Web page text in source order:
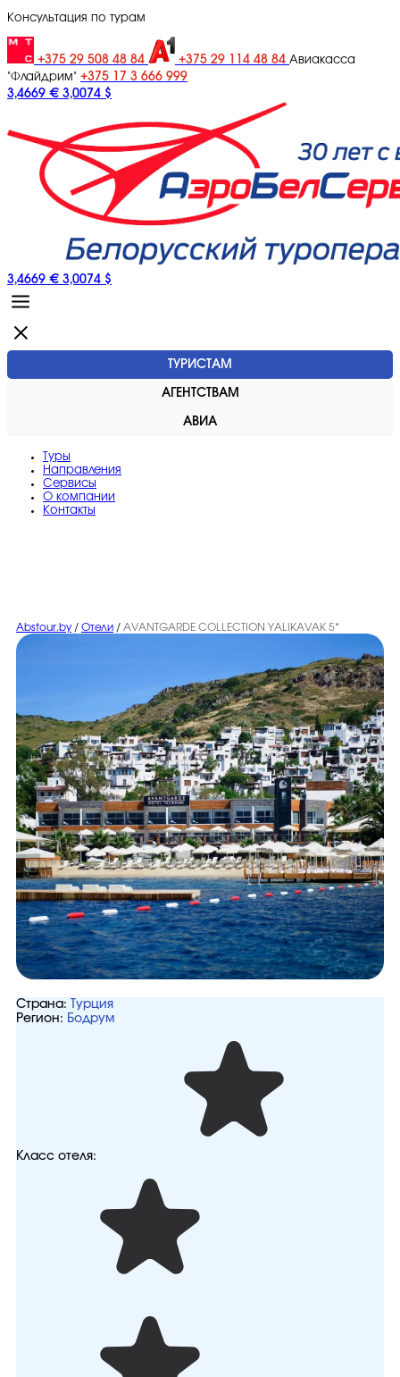
Консультация по турам
+375 29 508 48 84 +375 29 114 48 84 Авиакасса
"Флайдрим" +375 17 3 666 999
3,4669 € 3,0074 $
3,4669 € 3,0074 $
ТУРИСТАМ
АГЕНТСТВАМ
АВИА
Туры
Направления
Сервисы
O компании
Контакты
Abstour.by / Отели / AVANTGARDE COLLECTION YALIKAVAK 5*
Страна:
Турция
Регион: Бодрум
Класс отеля: